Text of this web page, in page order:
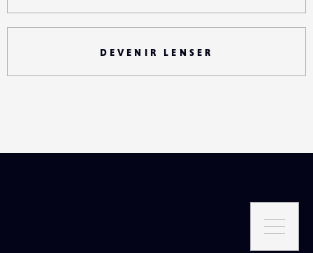
DEVENIR LENSER